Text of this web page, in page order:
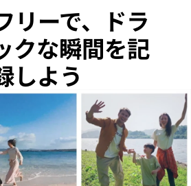
リーで、ドラ
クな瞬間を記
しよう